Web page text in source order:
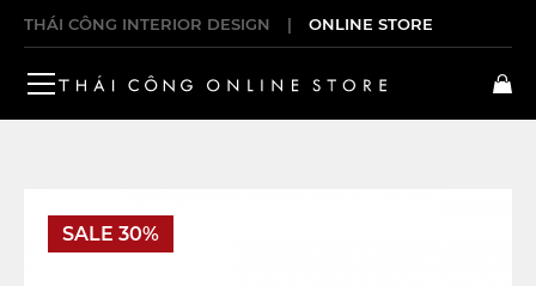
THÁI CÔNG INTERIOR DESIGN | ONLINE STORE
SALE 30%